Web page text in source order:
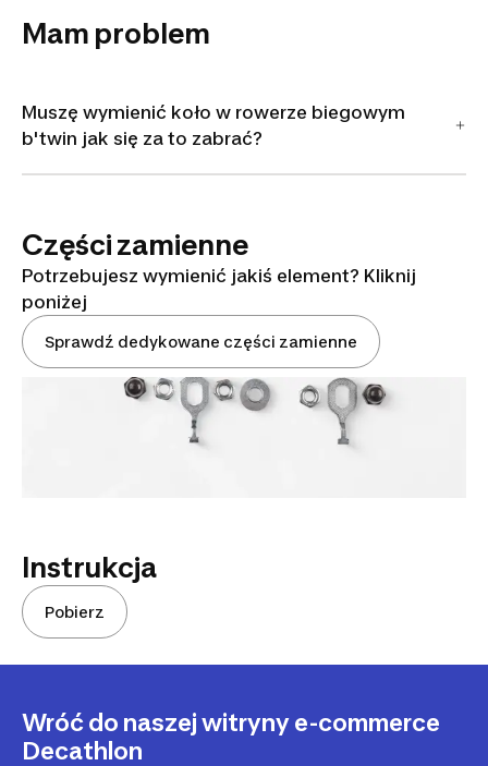
Mam problem
Muszę wymienić koło w rowerze biegowym
b'twin jak się za to zabrać?
Części zamienne
Potrzebujesz wymienić jakiś element? Kliknij
poniżej
Sprawdź dedykowane części zamienne
Instrukcja
Pobierz
Wróć do naszej witryny e-commerce
Decathlon